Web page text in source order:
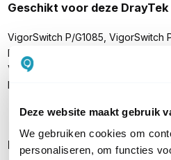
Deze website maakt gebruik
We gebruiken cookies om
personaliseren, om functies
Geschikt voor deze
VigorSwitch P/G1085, VigorSwitch
P/G2100, VigorSwitch P/G2121,
VigorSwitch P/G2500, VigorSwitch
FX2120
Manage DrayTek VigorAP